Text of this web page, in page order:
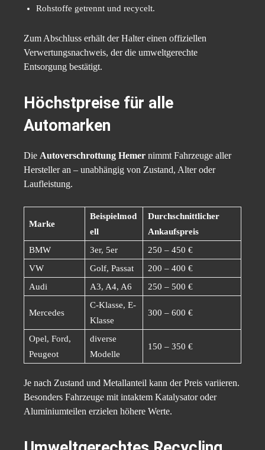
Rohstoffe getrennt und recycelt.
Zum Abschluss erhält der Halter einen offiziellen
Verwertungsnachweis, der die umweltgerechte
Entsorgung bestätigt.
Höchstpreise für alle
Automarken
Die Autoverschrottung Hemer nimmt Fahrzeuge aller
Hersteller an – unabhängig von Zustand, Alter oder
Laufleistung.
Marke
Beispielmod
ell
Durchschnittlicher
Ankaufspreis
BMW
3er, 5er
250 – 450 €
VW
Golf, Passat
200 – 400 €
Audi
A3, A4, A6 250 – 500 €
Mercedes
C-Klasse, E-
Klasse
300 – 600 €
Opel, Ford,
Peugeot
diverse
Modelle
150 – 350 €
Je nach Zustand und Metallanteil kann der Preis variieren.
Besonders Fahrzeuge mit intaktem Katalysator oder
Aluminiumteilen erzielen höhere Werte.